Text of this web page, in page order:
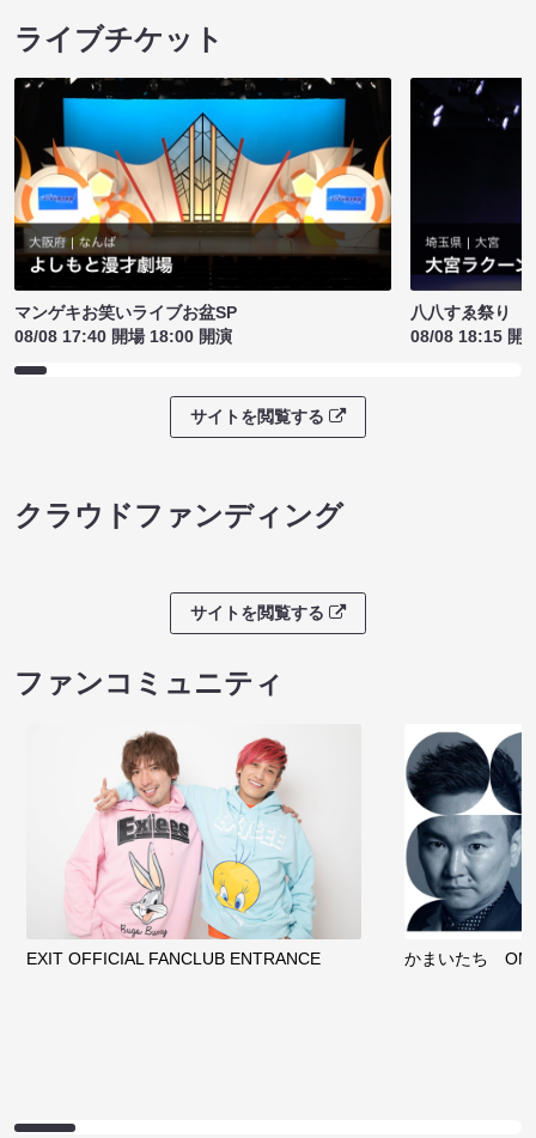
ライブチケット
マンゲキお笑いライブお盆SP
08/08 17:40 開場 18:00 開演
八八すゑ祭り
08/08 18:15 開
サイトを閲覧する
クラウドファンディング
サイトを閲覧する
ファンコミュニティ
EXIT OFFICIAL FANCLUB ENTRANCE かまいたち